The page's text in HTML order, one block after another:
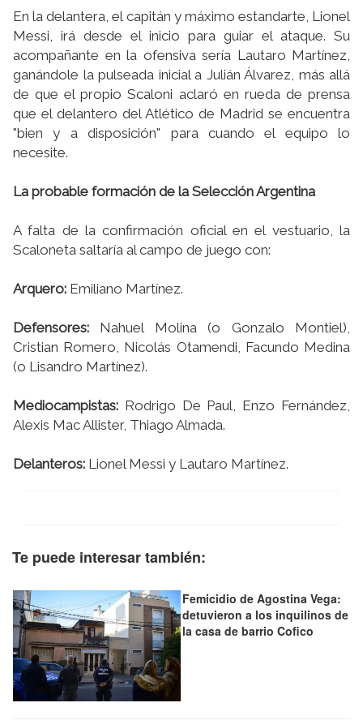
En la delantera, el capitán y máximo estandarte, Lionel
Messi, irá desde el inicio para guiar el ataque. Su
acompañante en la ofensiva sería Lautaro Martínez,
ganándole la pulseada inicial a Julián Álvarez, más allá
de que el propio Scaloni aclaró en rueda de prensa
que el delantero del Atlético de Madrid se encuentra
"bien y a disposición" para cuando el equipo lo
necesite.
La probable formación de la Selección Argentina
A falta de la confirmación oficial en el vestuario, la
Scaloneta saltaría al campo de juego con:
Arquero: Emiliano Martínez.
Defensores: Nahuel Molina (o Gonzalo Montiel),
Cristian Romero, Nicolás Otamendi, Facundo Medina
(o Lisandro Martínez).
Mediocampistas: Rodrigo De Paul, Enzo Fernández,
Alexis Mac Allister, Thiago Almada.
Delanteros: Lionel Messi y Lautaro Martínez.
Te puede interesar también:
Femicidio de Agostina Vega:
detuvieron a los inquilinos de
la casa de barrio Cofico